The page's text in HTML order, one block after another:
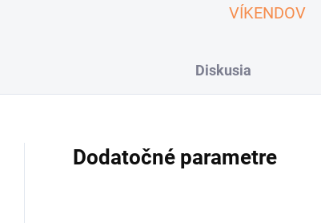
VÍKENDOV
Diskusia
Dodatočné parametre